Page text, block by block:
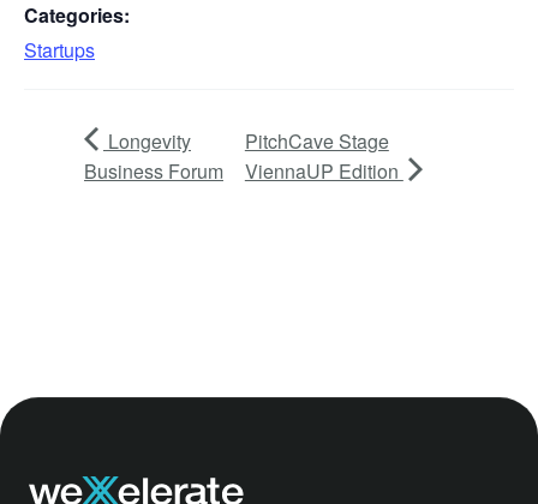
Categories:
Startups
Longevity
Business Forum
PitchCave Stage
ViennaUP Edition